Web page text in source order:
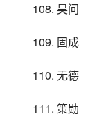
108. 昊问
109. 固成
110. 无德
111. 策勋